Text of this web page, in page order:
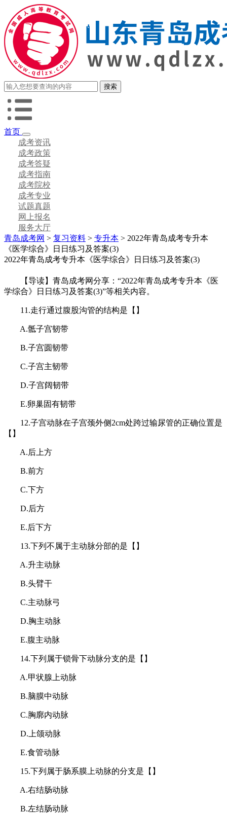
首页
成考资讯
成考政策
成考答疑
成考指南
成考院校
成考专业
试题真题
网上报名
服务大厅
青岛成考网 > 复习资料 > 专升本 > 2022年青岛成考专升本
《医学综合》日日练习及答案(3)
2022年青岛成考专升本《医学综合》日日练习及答案(3)
【导读】青岛成考网分享：“2022年青岛成考专升本《医
学综合》日日练习及答案(3)”等相关内容。
11.走行通过腹股沟管的结构是【】
A.骶子宫韧带
B.子宫圆韧带
C.子宫主韧带
D.子宫阔韧带
E.卵巢固有韧带
12.子宫动脉在子宫颈外侧2cm处跨过输尿管的正确位置是
【】
A.后上方
B.前方
C.下方
D.后方
E.后下方
13.下列不属于主动脉分部的是【】
A.升主动脉
B.头臂干
C.主动脉弓
D.胸主动脉
E.腹主动脉
14.下列属于锁骨下动脉分支的是【】
A.甲状腺上动脉
B.脑膜中动脉
C.胸廓内动脉
D.上颌动脉
E.食管动脉
15.下列属于肠系膜上动脉的分支是【】
A.右结肠动脉
B.左结肠动脉